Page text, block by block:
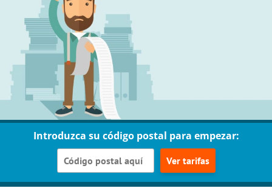
Introduzca su código postal para empezar:
Ver tarifas